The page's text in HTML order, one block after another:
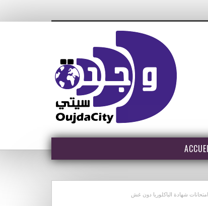
شهادة الباكلوريا دون غش